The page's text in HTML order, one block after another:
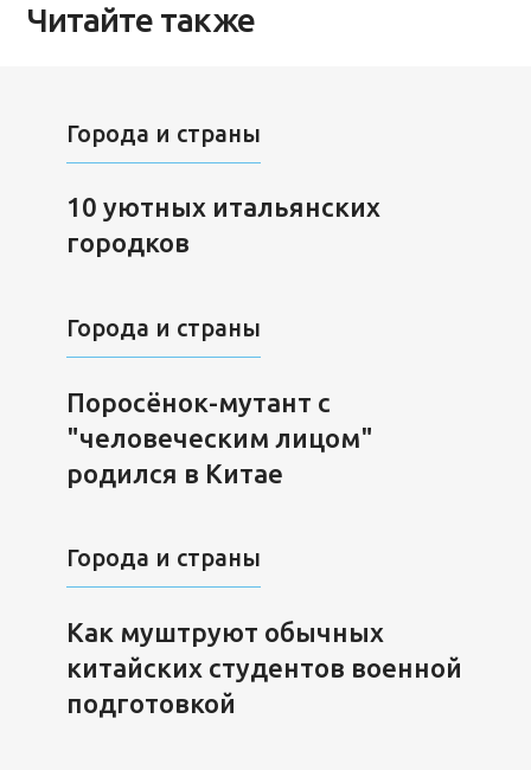
Читайте также
Города и страны
10 уютных итальянских
городков
Города и страны
Поросёнок-мутант с
"человеческим лицом"
родился в Китае
Города и страны
Как муштруют обычных
китайских студентов военной
подготовкой